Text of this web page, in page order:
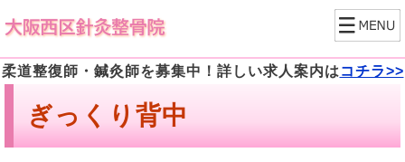
柔道整復師・鍼灸師を募集中！詳しい求人案内は コチラ>>
ぎっくり背中